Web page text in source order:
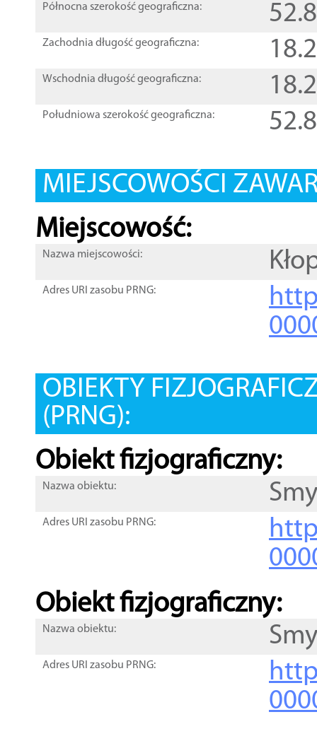
Północna szerokość geograficzna:
Zachodnia długość geograficzna:
Wschodnia długość geograficzna:
Południowa szerokość geograficzna:
MIEJSCOWOŚCI
Miejscowość:
Nazwa miejscowości:
Adres URI zasobu PRNG:
OBIEKTY
(PRNG):
Obiekt fizjograficzny:
Nazwa obiektu:
Adres URI zasobu PRNG:
Obiekt fizjograficzny:
Nazwa obiektu:
Adres URI zasobu PRNG: